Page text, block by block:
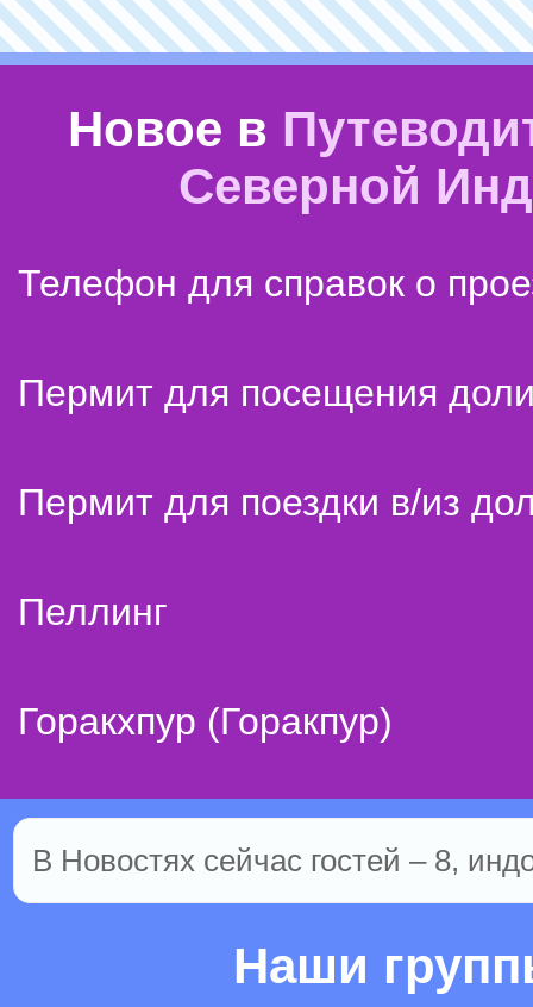
Новое в
Северной
Телефон для справок о
Пермит для посещения
Пермит для поездки в/из
Пеллинг
Горакхпур (Горакпур)
В Новостях сейчас гостей – 8,
Наши